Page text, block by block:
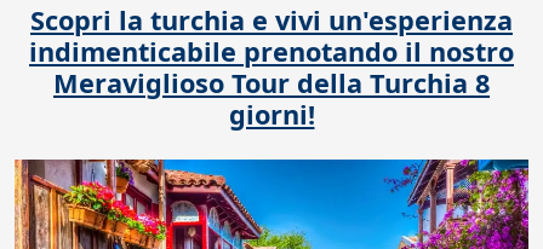
Scopri la turchia e vivi un'esperienza
indimenticabile prenotando il nostro
Meraviglioso Tour della Turchia 8
giorni!